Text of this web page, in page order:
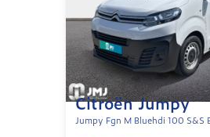
Citroën Jumpy
Jumpy Fgn M Bluehdi 100 S&S